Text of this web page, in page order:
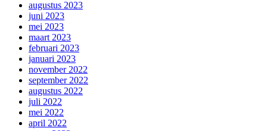
augustus 2023
juni 2023
mei 2023
maart 2023
februari 2023
januari 2023
november 2022
september 2022
augustus 2022
juli 2022
mei 2022
april 2022